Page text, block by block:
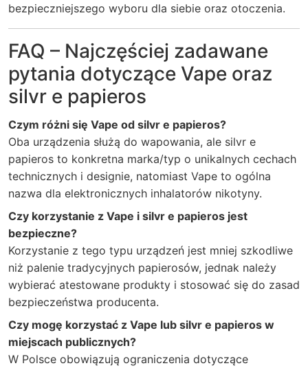
bezpieczniejszego wyboru dla siebie oraz otoczenia.
FAQ – Najczęściej zadawane
pytania dotyczące Vape oraz
silvr e papieros
Czym różni się Vape od silvr e papieros?
Oba urządzenia służą do wapowania, ale silvr e
papieros to konkretna marka/typ o unikalnych cechach
technicznych i designie, natomiast Vape to ogólna
nazwa dla elektronicznych inhalatorów nikotyny.
Czy korzystanie z Vape i silvr e papieros jest
bezpieczne?
Korzystanie z tego typu urządzeń jest mniej szkodliwe
niż palenie tradycyjnych papierosów, jednak należy
wybierać atestowane produkty i stosować się do zasad
bezpieczeństwa producenta.
Czy mogę korzystać z Vape lub silvr e papieros w
miejscach publicznych?
W Polsce obowiązują ograniczenia dotyczące